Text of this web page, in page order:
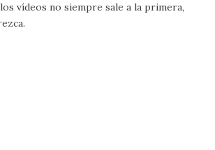
vídeos no siempre sale a la primera,